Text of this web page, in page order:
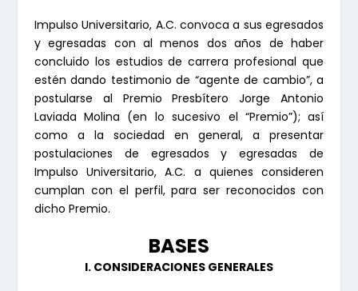
Impulso Universitario, A.C. convoca a sus egresados
y egresadas con al menos dos años de haber
concluido los estudios de carrera profesional que
estén dando testimonio de “agente de cambio”, a
postularse al Premio Presbítero Jorge Antonio
Laviada Molina (en lo sucesivo el “Premio”); así
como a la sociedad en general, a presentar
postulaciones de egresados y egresadas de
Impulso Universitario, A.C. a quienes consideren
cumplan con el perfil, para ser reconocidos con
dicho Premio.
BASES
I. CONSIDERACIONES GENERALES